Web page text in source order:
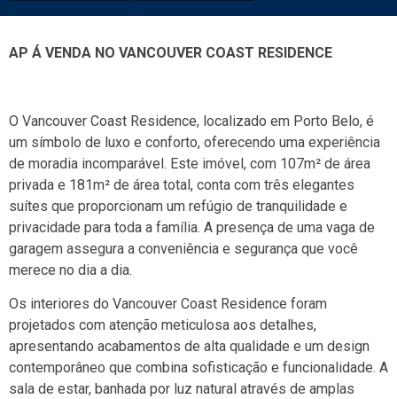
AP Á VENDA NO VANCOUVER COAST RESIDENCE
O Vancouver Coast Residence, localizado em Porto Belo, é
um símbolo de luxo e conforto, oferecendo uma experiência
de moradia incomparável. Este imóvel, com 107m² de área
privada e 181m² de área total, conta com três elegantes
suítes que proporcionam um refúgio de tranquilidade e
privacidade para toda a família. A presença de uma vaga de
garagem assegura a conveniência e segurança que você
merece no dia a dia.
Os interiores do Vancouver Coast Residence foram
projetados com atenção meticulosa aos detalhes,
apresentando acabamentos de alta qualidade e um design
contemporâneo que combina sofisticação e funcionalidade. A
sala de estar, banhada por luz natural através de amplas